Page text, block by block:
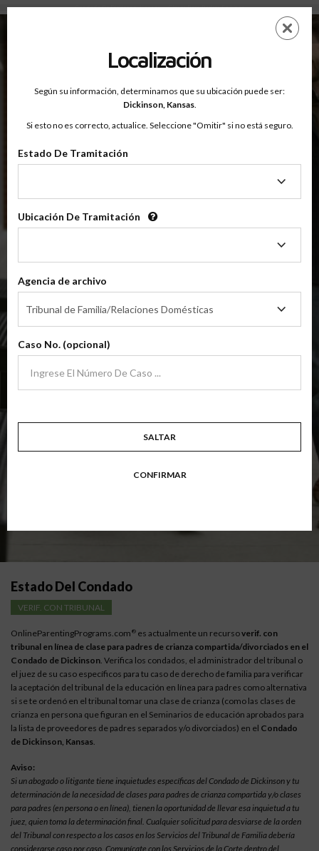
Condado De Dickinson, Kansas — Clases Para Padres En Línea
principal
EN
OnlineParentingPrograms.com
Condado De Dickinson (KS)
OnlineParentingPrograms.com
reconocida por el tribunal
$49.99 AÑADIR
Clase De Crianza Compartida/Divorcio
(Clase Básica De Crianza Compartida)
Clase de padres de crianza compartida básica centrada en familias en
en un esfuerzo por trabajar juntos con sus padres por el bien de los niños.
Disponible enInglés
Resumen Detallado De La Clase
Estado Del Condado
VERIF. CON TRIBUNAL
OnlineParentingPrograms.com ® es actualmente un recursoverif. con
tribunal en línea de clase para padres de crianza compartida/divorciados en el
Condado de Dickinson. Verifica los condados, el administrador del tribunal o
el juez de su caso específicos para tu caso de derecho de familia para verificar
la aceptación del tribunal de la educación en línea para padres como alternativa
si se te ordenó en el tribunal tomar una clase de crianza (como las clases de
crianza en persona que figuran en el Seminarios de educación aprobados para
la lista de proveedores de padres separados y/o divorciados) en el Condado
de Dickinson, Kansas.
Aviso:
Si un abogado o litigante tiene inquietudes específicas del Condado de Dickinson y tu
determinación de la necesidad de clases para padres de crianza compartida y/o clases
para padres (en persona o en línea), tienen la oportunidad de llevar esa inquietud a tu
juez, quien toma la determinación final. Cualquier solicitud para desviarse de la orden
del Tribunal con respecto a los casos en los Servicios del Tribunal de Familia debería
considerarse caso por caso. Comunícate con los Servicios de la Corte dentro del
Localización
Según su información, determinamos que su ubicación puede ser:
Dickinson, Kansas.
Si esto no es correcto, actualice. Seleccione "Omitir" si no está seguro.
Estado De Tramitación
Tramitación
Ubicación De Tramitación
Tramitación
Agencia de archivo
Tribunal de Familia/Relaciones Domésticas
de
archivo
Caso No. (opcional)
SALTAR
CONFIRMAR